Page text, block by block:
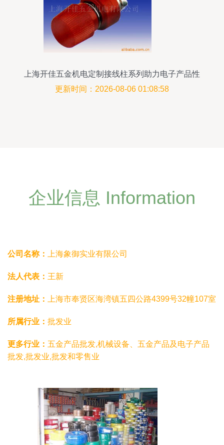
上海开佳五金机电定制接线柱系列助力电子产品性
能升级
更新时间：2026-08-06 01:08:58
企业信息 Information
公司名称： 上海象御实业有限公司
法人代表： 王新
注册地址： 上海市奉贤区海湾镇五四公路4399号32幢107室
所属行业： 批发业
更多行业： 五金产品批发,机械设备、五金产品及电子产品
批发,批发业,批发和零售业